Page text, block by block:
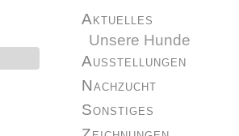
Aktuelles
Unsere Hunde
Ausstellungen
Nachzucht
Sonstiges